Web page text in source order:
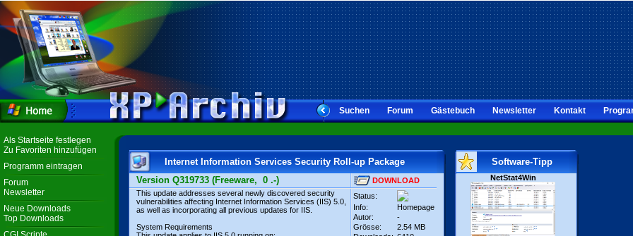
Suchen Forum Gästebuch Newsletter Kontakt
Als Startseite festlegen
Zu Favoriten hinzufügen
Programm eintragen
Forum
Newsletter
Neue Downloads
Top Downloads
Internet Information Services Security Roll-up Package
Version Q319733 (Freeware, 0 .-)
DOWNLOAD
This update addresses several newly discovered security
vulnerabilities affecting Internet Information Services (IIS) 5.0,
as well as incorporating all previous updates for IIS.
System Requirements
Status:
Info:
Homepage
Autor:
-
Grösse:
2.54 MB
Software-Tipp
NetStat4Win